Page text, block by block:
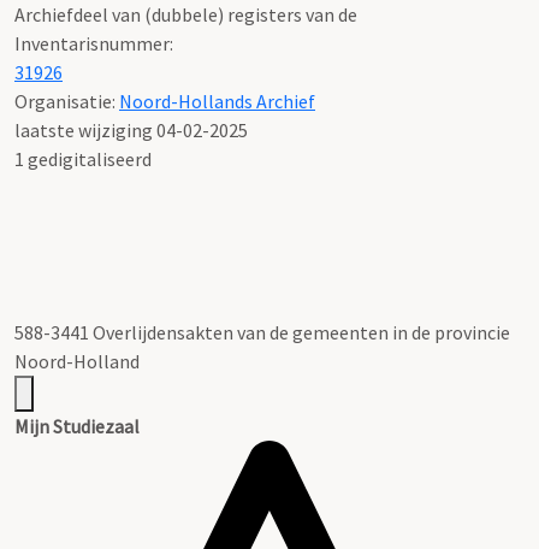
Archiefdeel van (dubbele) registers van de
Inventarisnummer:
31926
Organisatie: Noord-Hollands Archief
laatste wijziging 04-02-2025
1 gedigitaliseerd
588-3441 Overlijdensakten van de gemeenten in de provincie
Noord-Holland
Mijn Studiezaal